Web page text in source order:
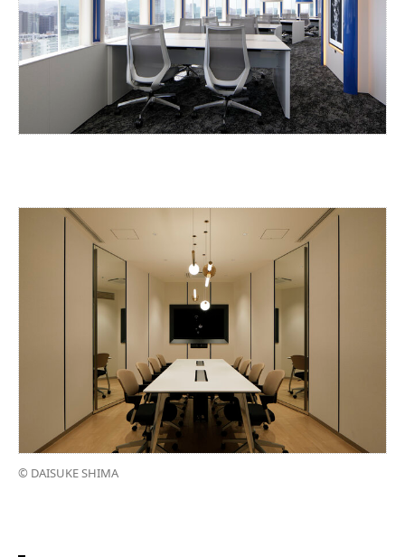
© DAISUKE SHIMA